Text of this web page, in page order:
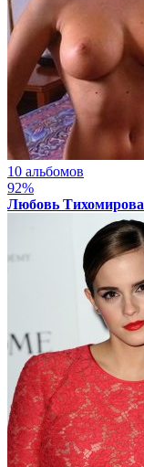
10 альбомов
92%
Любовь Тихомирова